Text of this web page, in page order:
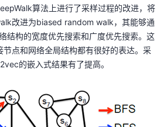
算法上进行了采样过程的改进，将
改进为biased random walk ，其能够通
结构的宽度优先搜索和广度优先搜索。这
节点和网络全局结构都有很好的表达。采
的嵌入式结果有了提高。